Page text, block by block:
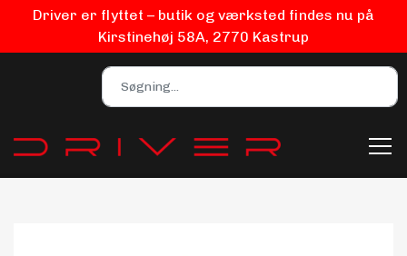
Driver er flyttet – butik og værksted findes nu på
Kirstinehøj 58A, 2770 Kastrup